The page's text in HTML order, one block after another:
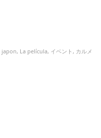
japon, La película, イベント, カルメ